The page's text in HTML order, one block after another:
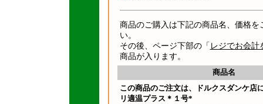
商品のご購入は下記の商品名、価格
い。
その後、ページ下部の「 レジでお会計
商品が入ります。
商品名
この商品のご注文は、ドルクスダンケ店
リ適温プラス＊１号*